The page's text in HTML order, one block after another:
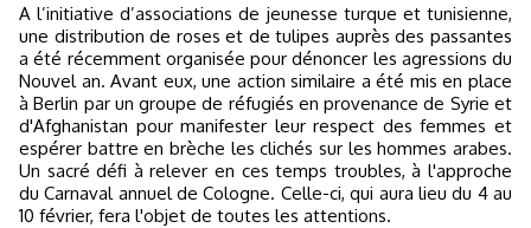
A l’initiative d’associations de jeunesse turque et tunisienne,
une distribution de roses et de tulipes auprès des passantes
a été récemment organisée pour dénoncer les agressions du
Nouvel an. Avant eux, une action similaire a été mis en place
à Berlin par un groupe de réfugiés en provenance de Syrie et
d'Afghanistan pour manifester leur respect des femmes et
espérer battre en brèche les clichés sur les hommes arabes.
Un sacré défi à relever en ces temps troubles, à l'approche
du Carnaval annuel de Cologne. Celle-ci, qui aura lieu du 4 au
10 février, fera l'objet de toutes les attentions.